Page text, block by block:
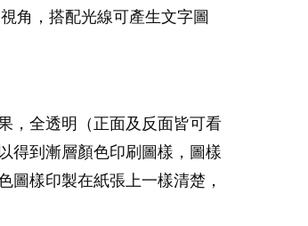
角，搭配光線可產生文字圖
，全透明（正面及反面皆可看
得到漸層顏色印刷圖樣，圖樣
圖樣印製在紙張上一樣清楚，